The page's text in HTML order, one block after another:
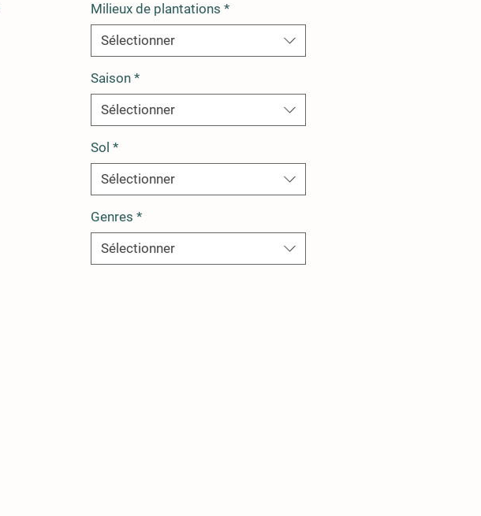
Milieux de plantations *
Sélectionner
Saison *
Sélectionner
Sol *
Sélectionner
Genres *
Sélectionner